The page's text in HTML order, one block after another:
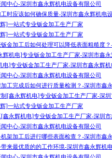
中心-深圳市鑫永辉机电设备有限公司
时应该如何确保质量-深圳市鑫永辉机电
]一站式专业钣金加工生产厂家
]一站式专业钣金加工生产厂家
金加工后如何处理可以降低表面粗糙度
辉机电]专业钣金加工生产厂家-深圳市鑫
电]专业钣金加工生产厂家-深圳市鑫永辉
中心-深圳市鑫永辉机电设备有限公司
工完成后如何进行质量检测？-深圳市鑫
[鑫永辉机电]专业钣金加工生产厂家-深
]一站式专业钣金加工生产厂家
鑫永辉机电]专业钣金加工生产厂家-深圳
中心-深圳市鑫永辉机电设备有限公司
架加工后进行哪些表面检查？-深圳市鑫
来最优质的的工作环境-深圳市鑫永辉机